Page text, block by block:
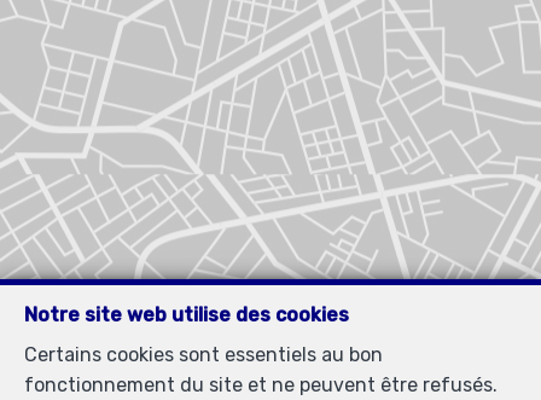
Notre site web utilise des cookies
Certains cookies sont essentiels au bon
fonctionnement du site et ne peuvent être refusés.